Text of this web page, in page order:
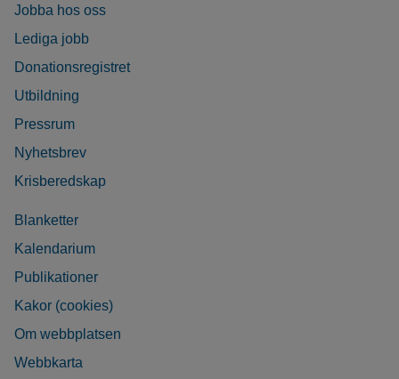
Jobba hos oss
Lediga jobb
Donationsregistret
Utbildning
Pressrum
Nyhetsbrev
Krisberedskap
Blanketter
Kalendarium
Publikationer
Kakor (cookies)
Om webbplatsen
Webbkarta